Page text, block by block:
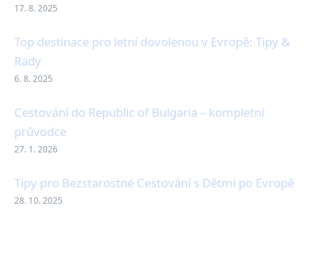
17. 8. 2025
Top destinace pro letní dovolenou v Evropě: Tipy &
Rady
6. 8. 2025
Cestování do Republic of Bulgaria – kompletní
průvodce
27. 1. 2026
Tipy pro Bezstarostné Cestování s Dětmi po Evropě
28. 10. 2025